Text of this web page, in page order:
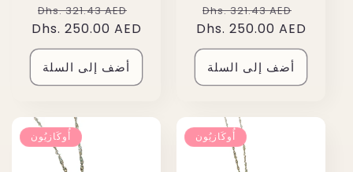
سعر
عادي
Dhs. 321.43 AED
البيعDhs. 250.00 AED
أضف إلى السلة
سعر
عادي
Dhs. 321.43 AED
البيعDhs. 250.00 AED
أضف إلى السلة
أُوكَازيُون أُوكَازيُون